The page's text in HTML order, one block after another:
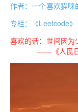
作者：一个喜欢猫咪
专栏：《Leetcode》
喜欢的话：世间
——《人民日